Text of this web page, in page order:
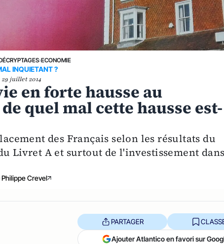
›ECONOMIE
INQUIETANT ?
29 juillet 2014
en forte hausse au
quel mal cette hausse est-
des Français selon les résultats du
Livret A et surtout de l'investissement dans
Philippe Crevel
PARTAGER
Ajouter Atlantico en favori sur